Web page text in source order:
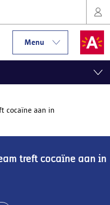
Menu
cocaïne aan in
treft cocaïne aan in